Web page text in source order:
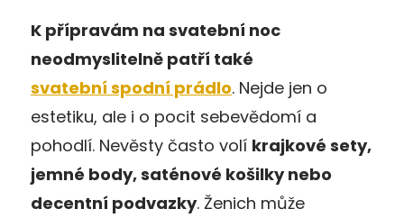
K přípravám na svatební noc
neodmyslitelně patří také
svatební spodní prádlo. Nejde jen o
estetiku, ale i o pocit sebevědomí a
pohodlí. Nevěsty často volí krajkové sety,
jemné body, saténové košilky nebo
decentní podvazky. Ženich může